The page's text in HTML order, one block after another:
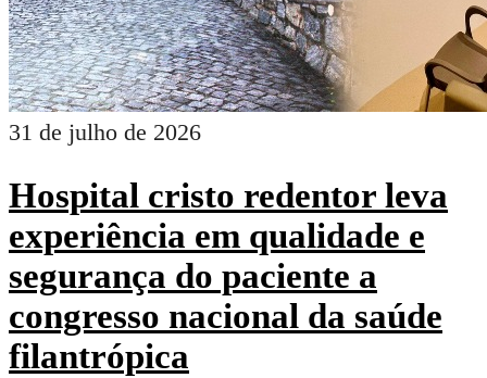
31 de julho de 2026
Hospital cristo redentor leva
experiência em qualidade e
segurança do paciente a
congresso nacional da saúde
filantrópica